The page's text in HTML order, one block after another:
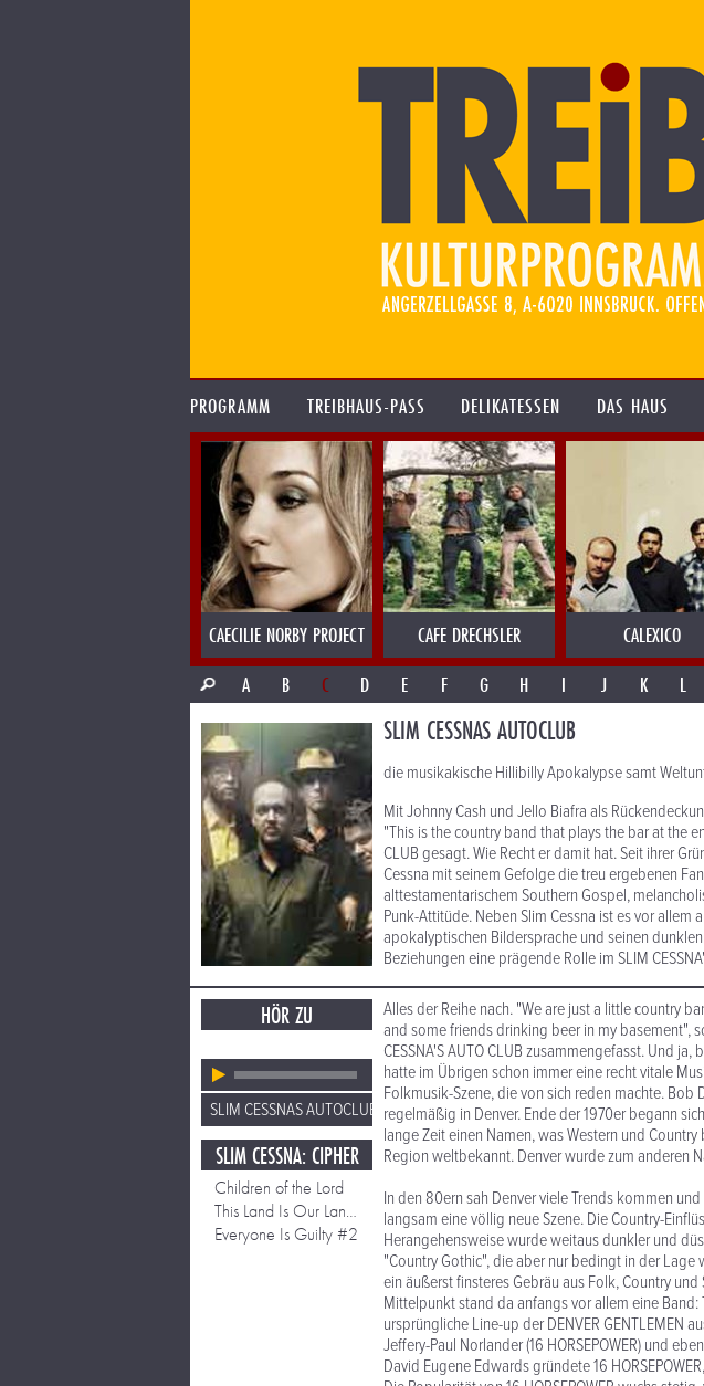
PROGRAMM TREIBHAUS-PASS DELIKATESSEN DAS HAUS
CAECILIE NORBY PROJECT CAFE DRECHSLER CALEXICO
A
B C D E F G H I J K L
SLIM CESSNAS AUTOCLUB
die musikakische Hillibilly Apokalypse samt
Mit Johnny Cash und Jello Biafra als
"This is the country band that plays the bar at the
CLUB gesagt. Wie Recht er damit hat. Seit ihrer
Cessna mit seinem Gefolge die treu ergebenen
alttestamentarischem Southern Gospel,
Punk-Attitüde. Neben Slim Cessna ist es vor allem
apokalyptischen Bildersprache und seinen
Beziehungen eine prägende Rolle im SLIM
HÖR ZU
SLIM CESSNAS AUTOCLUB
SLIM CESSNA: CIPHER
Children of the Lord
This Land Is Our Land Redux
Everyone Is Guilty #2
Alles der Reihe nach. "We are just a little country
and some friends drinking beer in my basement",
CESSNA'S AUTO CLUB zusammengefasst. Und
hatte im Übrigen schon immer eine recht vitale
Folkmusik-Szene, die von sich reden machte.
regelmäßig in Denver. Ende der 1970er begann
lange Zeit einen Namen, was Western und
Region weltbekannt. Denver wurde zum anderen
In den 80ern sah Denver viele Trends kommen
langsam eine völlig neue Szene. Die Country-
Herangehensweise wurde weitaus dunkler und
"Country Gothic", die aber nur bedingt in der
ein äußerst finsteres Gebräu aus Folk, Country
Mittelpunkt stand da anfangs vor allem eine Band:
ursprüngliche Line-up der DENVER GENTLEMEN
Jeffery-Paul Norlander (16 HORSEPOWER) und
David Eugene Edwards gründete 16